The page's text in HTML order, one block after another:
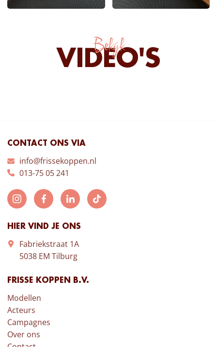
Bekijk
VIDEO'S
CONTACT ONS VIA
info@frissekoppen.nl
013-75 05 241
HIER VIND JE ONS
Fabriekstraat 1A
5038 EM Tilburg
FRISSE KOPPEN B.V.
Modellen
Acteurs
Campagnes
Over ons